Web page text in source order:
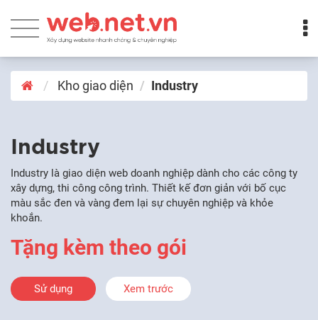
Kho giao diện Industry
Industry
Industry là giao diện web doanh nghiệp dành cho các công ty
xây dựng, thi công công trình. Thiết kế đơn giản với bố cục
màu sắc đen và vàng đem lại sự chuyên nghiệp và khỏe
khoắn.
Tặng kèm theo gói
Sử dụng Xem trước